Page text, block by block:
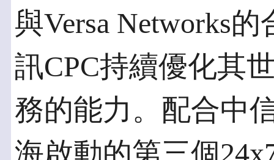
與Versa Networks
訊CPC持續優化其
務的能力。配合中
海啟動的第三個